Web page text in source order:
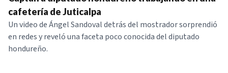
NOTICIAS
SERIES
cafetería de Juticalpa
Un video de Ángel Sandoval detrás del mostrador sorprendió
en redes y reveló una faceta poco conocida del diputado
hondureño.